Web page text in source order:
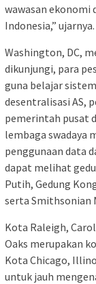
wawasan ekonomi
Indonesia,” ujarnya.
Washington, DC,
dikunjungi, para
guna belajar
desentralisasi AS,
pemerintah pusat
lembaga swadaya
penggunaan data
dapat melihat
Putih, Gedung
serta Smithsonian
Kota Raleigh,
Oaks merupakan
Kota Chicago,
untuk jauh